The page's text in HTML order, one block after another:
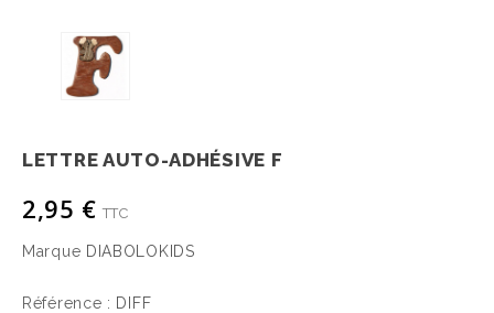
LETTRE AUTO-ADHÉSIVE F
2,95 € TTC
Marque DIABOLOKIDS
Référence : DIFF